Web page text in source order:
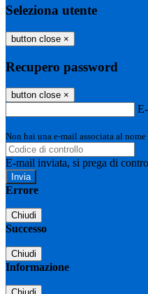
Seleziona utente
button close ×
Recupero password
button close ×
Non hai una e-mail associata al
E-mail inviata, si prega di
Errore
Chiudi
Successo
Chiudi
Informazione